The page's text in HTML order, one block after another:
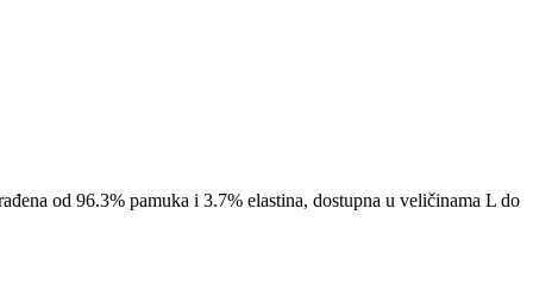
od 96.3% pamuka i 3.7% elastina, dostupna u veličinama L do